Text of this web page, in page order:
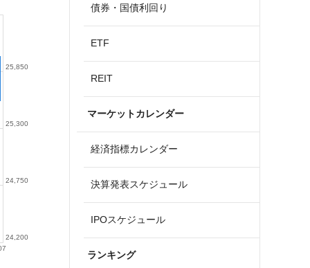
24,200
24,750
25,300
25,850
債券・国債利回り
ETF
REIT
マーケットカレンダー
経済指標カレンダー
決算発表スケジュール
IPOスケジュール
ランキング